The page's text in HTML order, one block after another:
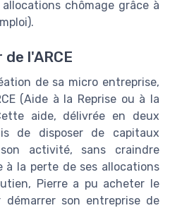
chômage grâce à
l'ARCE
de sa micro entreprise,
(Aide à la Reprise ou à la
aide, délivrée en deux
de disposer de capitaux
activité, sans craindre
à la perte de ses allocations
Pierre a pu acheter le
démarrer son entreprise de